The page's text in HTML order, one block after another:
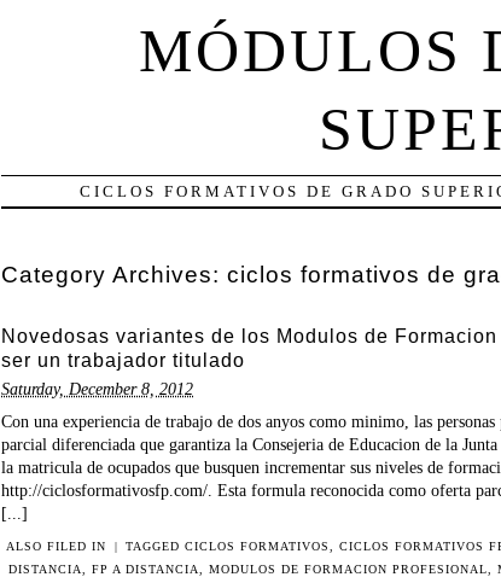
MÓDULOS
CICLOS FORMATIVOS DE GRADO
Category Archives: ciclos formativos de
Novedosas variantes de los Modulos de
ser un trabajador titulado
Saturday, December 8, 2012
Con una experiencia de trabajo de dos anyos como minimo, las
parcial diferenciada que garantiza la Consejeria de Educacion de la
la matricula de ocupados que busquen incrementar sus niveles de
http://ciclosformativosfp.com/. Esta formula reconocida como oferta
[...]
ALSO FILED IN | TAGGED CICLOS FORMATIVOS CICLOS FORMATIVOS
DISTANCIA
FP A DISTANCIA MODULOS DE FORMACION PROFESIONAL